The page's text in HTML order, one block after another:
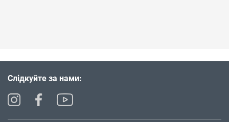
Слідкуйте за нами: